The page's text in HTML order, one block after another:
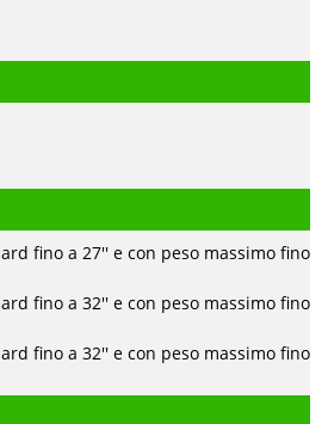
fino a 27'' e con peso massimo fino
fino a 32'' e con peso massimo fino
fino a 32'' e con peso massimo fino